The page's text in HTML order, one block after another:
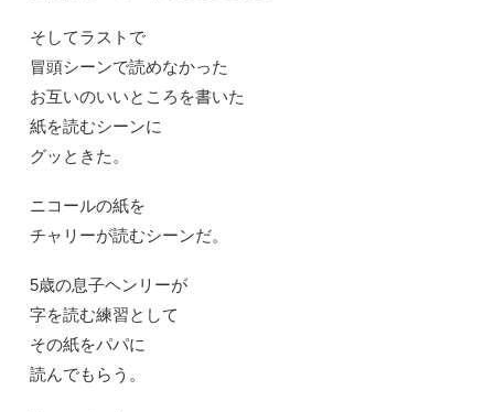
そしてラストで
冒頭シーンで読めなかった
お互いのいいところを書いた
紙を読むシーンに
グッときた。
ニコールの紙を
チャリーが読むシーンだ。
5歳の息子ヘンリーが
字を読む練習として
その紙をパパに
読んでもらう。